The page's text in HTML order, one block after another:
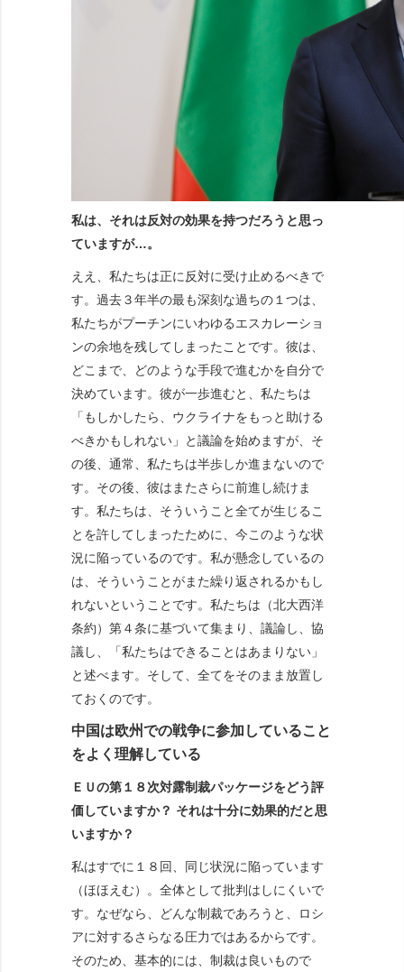
私は、それは反対の効果を持つだろうと思っ
ていますが…。
ええ、私たちは正に反対に受け止めるべきで
す。過去３年半の最も深刻な過ちの１つは、
私たちがプーチンにいわゆるエスカレーショ
ンの余地を残してしまったことです。彼は、
どこまで、どのような手段で進むかを自分で
決めています。彼が一歩進むと、私たちは
「もしかしたら、ウクライナをもっと助ける
べきかもしれない」と議論を始めますが、そ
の後、通常、私たちは半歩しか進まないので
す。その後、彼はまたさらに前進し続けま
す。私たちは、そういうこと全てが生じるこ
とを許してしまったために、今このような状
況に陥っているのです。私が懸念しているの
は、そういうことがまた繰り返されるかもし
れないということです。私たちは（北大西洋
条約）第４条に基づいて集まり、議論し、協
議し、「私たちはできることはあまりない」
と述べます。そして、全てをそのまま放置し
ておくのです。
中国は欧州での戦争に参加していること
をよく理解している
ＥＵの第１８次対露制裁パッケージをどう評
価していますか？ それは十分に効果的だと思
いますか？
私はすでに１８回、同じ状況に陥っています
（ほほえむ）。全体として批判はしにくいで
す。なぜなら、どんな制裁であろうと、ロシ
アに対するさらなる圧力ではあるからです。
そのため、基本的には、制裁は良いもので